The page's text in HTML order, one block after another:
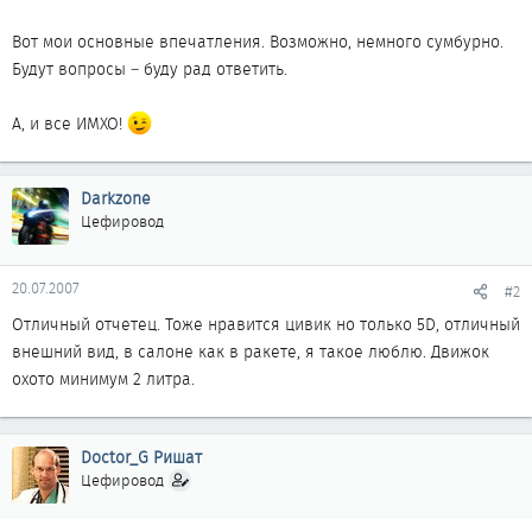
Вот мои основные впечатления. Возможно, немного сумбурно.
Будут вопросы – буду рад ответить.
А, и все ИМХО!
Darkzone
Цефировод
20.07.2007 #2
Отличный отчетец. Тоже нравится цивик но только 5D, отличный
внешний вид, в салоне как в ракете, я такое люблю. Движок
охото минимум 2 литра.
Doctor_G Ришат
Цефировод